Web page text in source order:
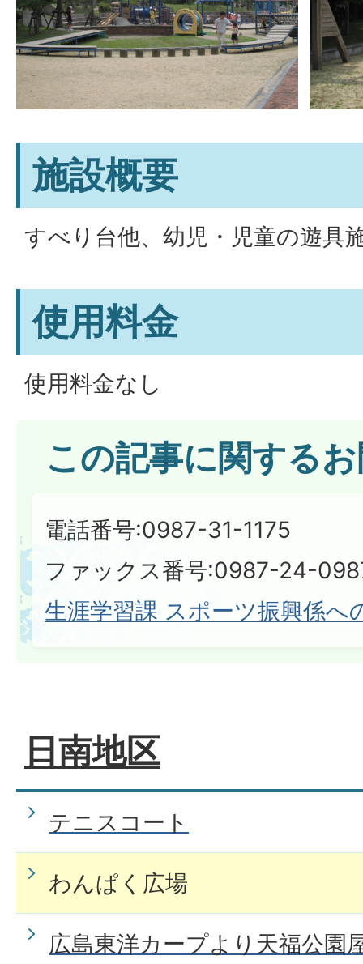
施設概要
すべり台他、幼児・児童の遊具
使用料金
使用料金なし
この記事に関する
電話番号:0987-31-1175
ファックス番号:0987-24-
生涯学習課 スポーツ振興係へ
日南地区
テニスコート
わんぱく広場
広島東洋カープより天福公園